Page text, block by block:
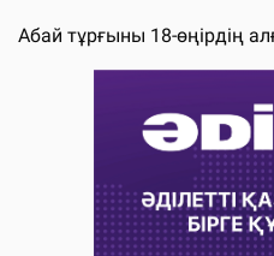
Абай тұрғыны 18-өңірдің